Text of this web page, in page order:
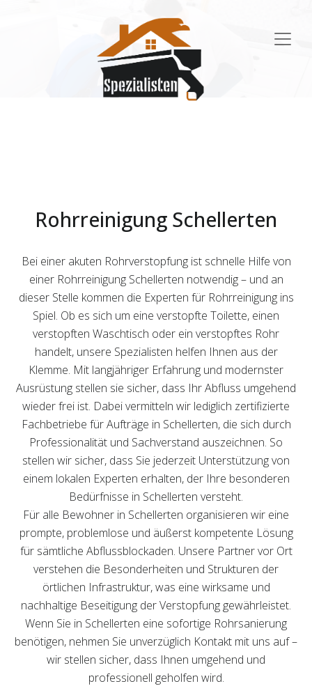
Rohrreinigung Schellerten
Bei einer akuten Rohrverstopfung ist schnelle Hilfe von
einer Rohrreinigung Schellerten notwendig – und an
dieser Stelle kommen die Experten für Rohrreinigung ins
Spiel. Ob es sich um eine verstopfte Toilette, einen
verstopften Waschtisch oder ein verstopftes Rohr
handelt, unsere Spezialisten helfen Ihnen aus der
Klemme. Mit langjähriger Erfahrung und modernster
Ausrüstung stellen sie sicher, dass Ihr Abfluss umgehend
wieder frei ist. Dabei vermitteln wir lediglich zertifizierte
Fachbetriebe für Aufträge in Schellerten, die sich durch
Professionalität und Sachverstand auszeichnen. So
stellen wir sicher, dass Sie jederzeit Unterstützung von
einem lokalen Experten erhalten, der Ihre besonderen
Bedürfnisse in Schellerten versteht.
Für alle Bewohner in Schellerten organisieren wir eine
prompte, problemlose und äußerst kompetente Lösung
für sämtliche Abflussblockaden. Unsere Partner vor Ort
verstehen die Besonderheiten und Strukturen der
örtlichen Infrastruktur, was eine wirksame und
nachhaltige Beseitigung der Verstopfung gewährleistet.
Wenn Sie in Schellerten eine sofortige Rohrsanierung
benötigen, nehmen Sie unverzüglich Kontakt mit uns auf –
wir stellen sicher, dass Ihnen umgehend und
professionell geholfen wird.